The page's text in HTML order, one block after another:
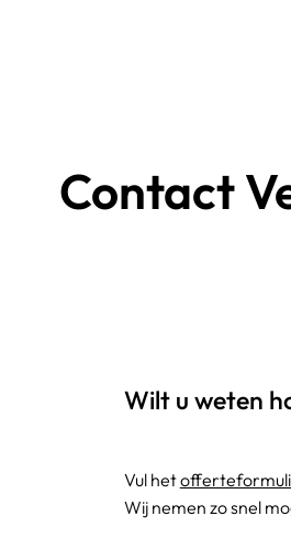
Wilt u weten
Vul het
Wij nemen zo snel
Contact